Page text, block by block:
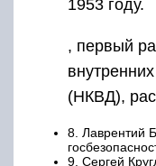
1953 году.
, первый
(НКВД),
8. Лаврентий
9. Сергей